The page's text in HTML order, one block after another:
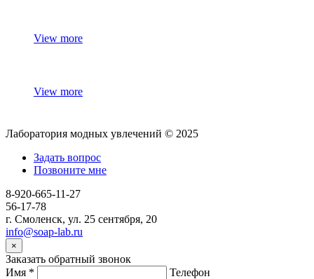
View more
View more
Лаборатория модных увлечений © 2025
Задать вопрос
Позвоните мне
8-920-665-11-27
56-17-78
г. Смоленск, ул. 25 сентября, 20
info@soap-lab.ru
×
Заказать обратный звонок
Имя *
Телефон